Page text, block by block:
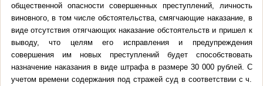
общественной опасности совершенных преступлений, личность
виновного, в том числе обстоятельства, смягчающие наказание, в
виде отсутствия отягчающих наказание обстоятельств и пришел к
выводу, что целям его исправления и предупреждения
совершения им новых преступлений будет способствовать
назначение наказания в виде штрафа в размере 30 000 рублей. С
учетом времени содержания под стражей суд в соответствии с ч.